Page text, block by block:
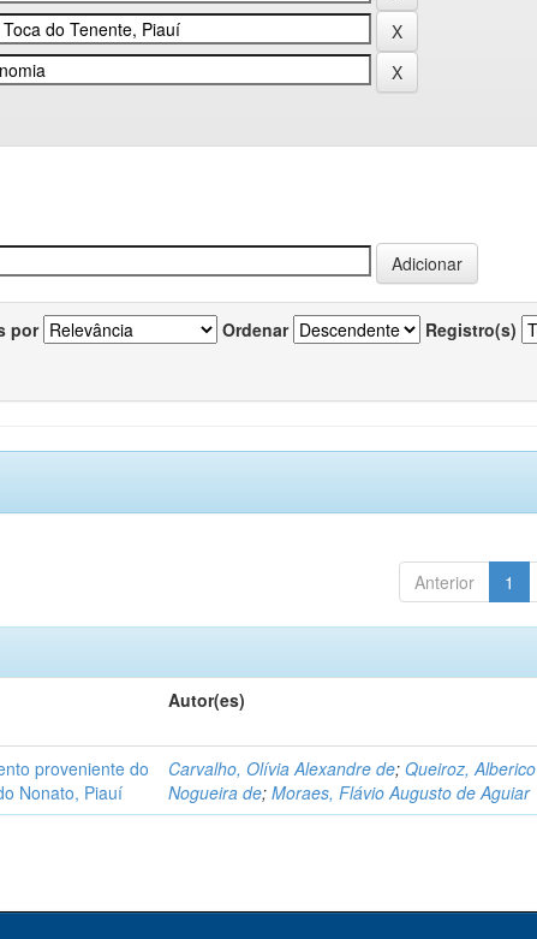
por Ordenar Registro(s)
Anterior 1
Autor(es)
proveniente do
Nonato, Piauí
Carvalho, Olívia Alexandre de;Queiroz, Alberico
Nogueira de;Moraes, Flávio Augusto de Aguiar